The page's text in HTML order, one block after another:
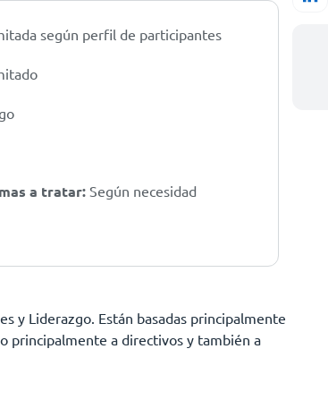
según perfil de participantes
a tratar:Según necesidad
y Liderazgo. Están basadas principalmente
principalmente a directivos y también a